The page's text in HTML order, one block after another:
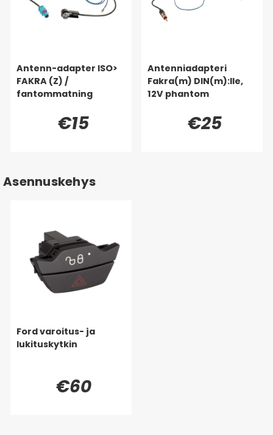
Antenn-adapter ISO>
FAKRA (Z) /
fantommatning
€15
Antenniadapteri
Fakra(m) DIN(m):lle,
12V phantom
€25
Asennuskehys
Ford varoitus- ja
lukituskytkin
€60